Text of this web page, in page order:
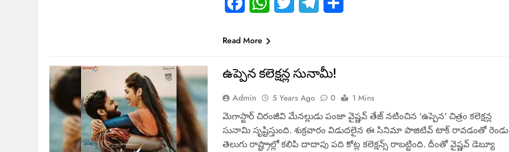
FacebookWhatsApp
Twitter Telegram
Read More
ఉప్పెన కలెక్షన్ల సునామీ!
Admin 5 Years Ago 0
1 Mins
మెగాస్టార్ చిరంజీవి మేనల్లుడు పంజా వైష్ణవ్ తేజ్ నటించిన ‘ఉప్పెన’ చిత్రం కలెక్షన్ల
సునామి సృష్టిస్తుంది. శుక్రవారం విడుదలైన ఈ సినిమా పాజిటివ్ టాక్ రావడంతో రెండు
తెలుగు రాష్ట్రాల్లో కలిపి దాదాపు పది కోట్ల కలెక్షన్స్ రాబట్టింది. దీంతో వైష్ణవ్ డెబ్యూ